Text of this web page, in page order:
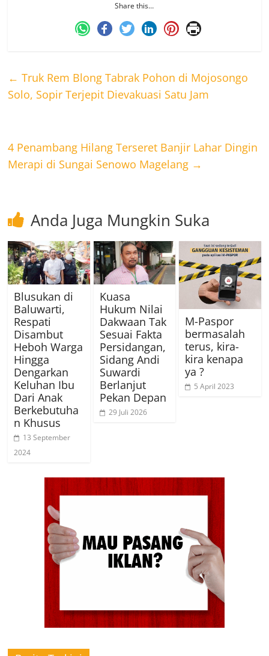
Share this…
← Truk Rem Blong Tabrak Pohon di Mojosongo
Solo, Sopir Terjepit Dievakuasi Satu Jam
4 Penambang Hilang Terseret Banjir Lahar Dingin
Merapi di Sungai Senowo Magelang →
Anda Juga Mungkin Suka
Blusukan di
Baluwarti,
Respati
Disambut
Heboh Warga
Hingga
Dengarkan
Keluhan Ibu
Dari Anak
Berkebutuha
n Khusus
13 September
2024
Kuasa
Hukum Nilai
Dakwaan Tak
Sesuai Fakta
Persidangan,
Sidang Andi
Suwardi
Berlanjut
Pekan Depan
29 Juli 2026
M-Paspor
bermasalah
terus, kira-
kira kenapa
ya ?
5 April 2023